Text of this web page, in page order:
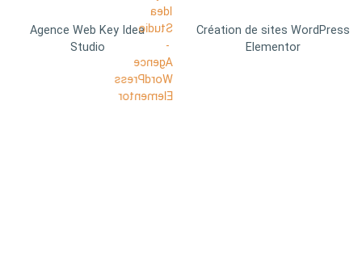
Agence Web Key Idea
Studio
Création de sites WordPress
Elementor